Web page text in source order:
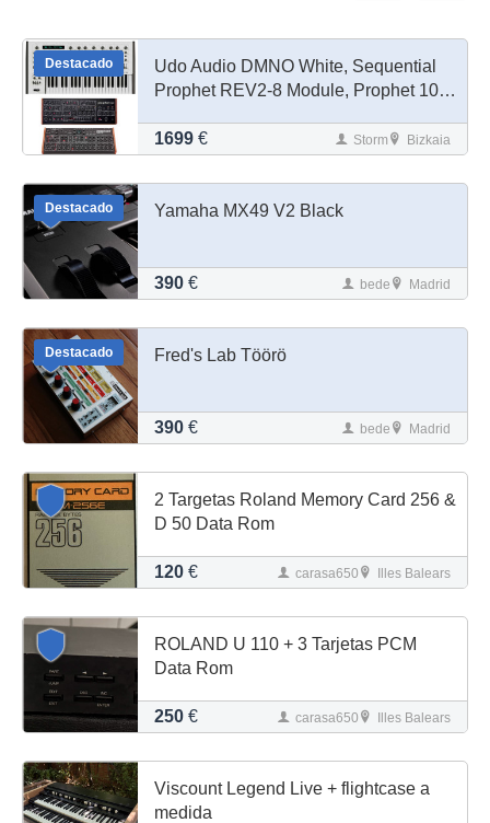
Destacado
Udo Audio DMNO White, Sequential
Prophet REV2-8 Module, Prophet 10
Arturia V Collection 11
1699 € Storm Bizkaia
Destacado Yamaha MX49 V2 Black
390 € bede Madrid
Destacado Fred's Lab Töörö
390 € bede Madrid
2 Targetas Roland Memory Card 256 &
D 50 Data Rom
120 € carasa650 Illes Balears
ROLAND U 110 + 3 Tarjetas PCM
Data Rom
250 € carasa650 Illes Balears
Viscount Legend Live + flightcase a
medida